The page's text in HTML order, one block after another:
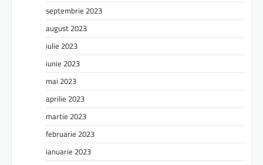
septembrie 2023
august 2023
iulie 2023
iunie 2023
mai 2023
aprilie 2023
martie 2023
februarie 2023
ianuarie 2023